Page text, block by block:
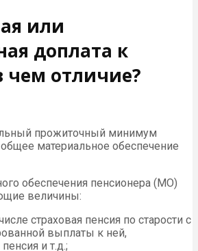
или
доплата к
чем отличие?
прожиточный минимум
материальное обеспечение
обеспечения пенсионера (МО)
величины:
страховая пенсия по старости с
выплаты к ней,
и т.д.;